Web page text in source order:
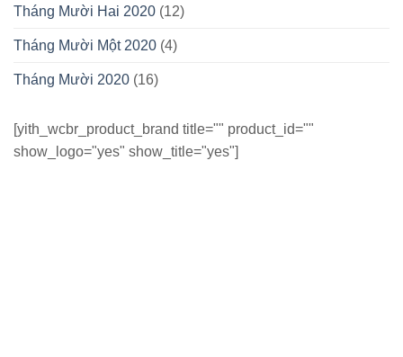
Tháng Mười Hai 2020 (12)
Tháng Mười Một 2020 (4)
Tháng Mười 2020 (16)
[yith_wcbr_product_brand title="" product_id=""
show_logo="yes" show_title="yes"]